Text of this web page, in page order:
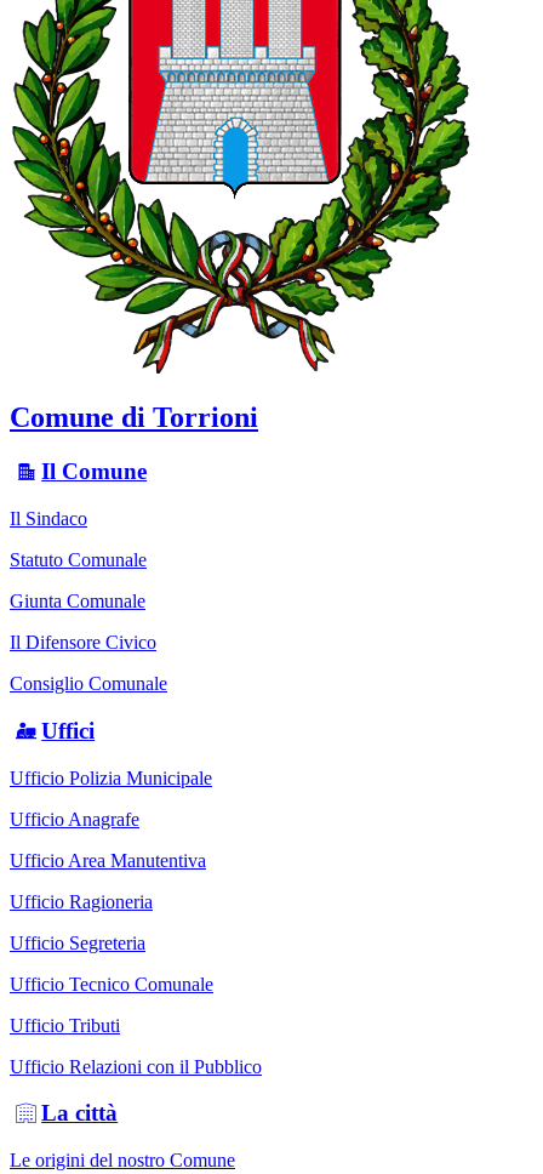
Comune di Torrioni
Il Comune
Il Sindaco
Statuto Comunale
Giunta Comunale
Il Difensore Civico
Consiglio Comunale
Uffici
Ufficio Polizia Municipale
Ufficio Anagrafe
Ufficio Area Manutentiva
Ufficio Ragioneria
Ufficio Segreteria
Ufficio Tecnico Comunale
Ufficio Tributi
Ufficio Relazioni con il Pubblico
La città
Le origini del nostro Comune